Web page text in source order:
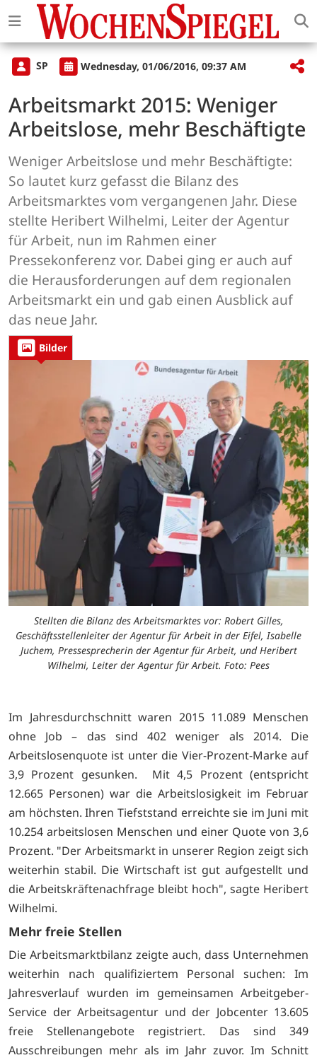
SP Wednesday, 01/06/2016, 09:37 AM
Arbeitsmarkt 2015: Weniger
Arbeitslose, mehr Beschäftigte
Weniger Arbeitslose und mehr Beschäftigte:
So lautet kurz gefasst die Bilanz des
Arbeitsmarktes vom vergangenen Jahr. Diese
stellte Heribert Wilhelmi, Leiter der Agentur
für Arbeit, nun im Rahmen einer
Pressekonferenz vor. Dabei ging er auch auf
die Herausforderungen auf dem regionalen
Arbeitsmarkt ein und gab einen Ausblick auf
das neue Jahr.
Bilder
Stellten die Bilanz des Arbeitsmarktes vor: Robert Gilles,
Geschäftsstellenleiter der Agentur für Arbeit in der Eifel, Isabelle
Juchem, Pressesprecherin der Agentur für Arbeit, und Heribert
Wilhelmi, Leiter der Agentur für Arbeit. Foto: Pees
Im Jahresdurchschnitt waren 2015 11.089 Menschen
ohne Job – das sind 402 weniger als 2014. Die
Arbeitslosenquote ist unter die Vier-Prozent-Marke auf
3,9 Prozent gesunken. Mit 4,5 Prozent (entspricht
12.665 Personen) war die Arbeitslosigkeit im Februar
am höchsten. Ihren Tiefststand erreichte sie im Juni mit
10.254 arbeitslosen Menschen und einer Quote von 3,6
Prozent. "Der Arbeitsmarkt in unserer Region zeigt sich
weiterhin stabil. Die Wirtschaft ist gut aufgestellt und
die Arbeitskräftenachfrage bleibt hoch", sagte Heribert
Wilhelmi.
Mehr freie Stellen
Die Arbeitsmarktbilanz zeigte auch, dass Unternehmen
weiterhin nach qualifiziertem Personal suchen: Im
Jahresverlauf wurden im gemeinsamen Arbeitgeber-
Service der Arbeitsagentur und der Jobcenter 13.605
freie Stellenangebote registriert. Das sind 349
Ausschreibungen mehr als im Jahr zuvor. Im Schnitt